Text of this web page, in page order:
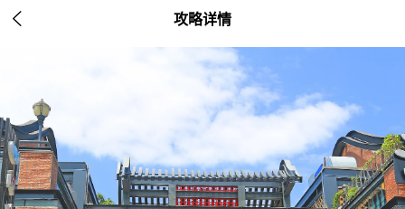
 攻略详情